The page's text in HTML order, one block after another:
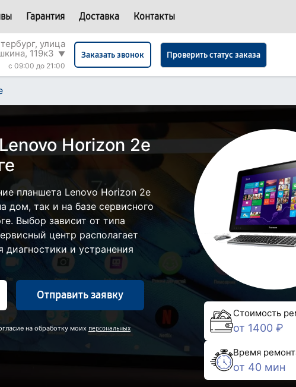
Гарантия Доставка Контакты
улица
119к3
▼
c 09:00 до 21:00
Заказать звонок Проверить статус заказа
Horizon 2e
планшета Lenovo Horizon 2e
дом, так и на базе сервисного
Выбор зависит от типа
центр располагает
и устранения
Отправить заявку
на обработку моих персональных
Стоимость
от 1400 ₽
Время
от 40 мин